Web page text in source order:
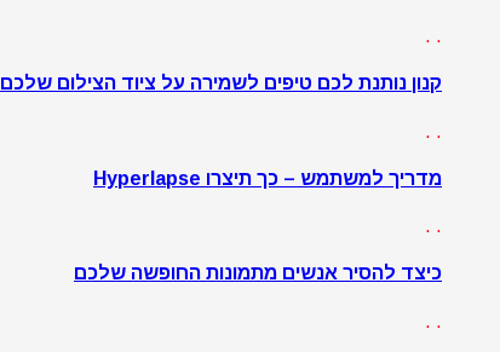
. .
קנון נותנת לכם טיפים לשמירה על ציוד הצילום שלכם
. .
מדריך למשתמש – כך תיצרו Hyperlapse
. .
כיצד להסיר אנשים מתמונות החופשה שלכם
. .